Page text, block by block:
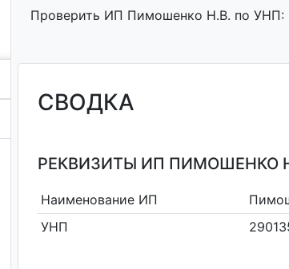
Проверить ИП Пимошенко Н.В. по УНП:
СВОДКА
РЕКВИЗИТЫ ИП ПИМОШЕНКО
Наименование ИП
УНП